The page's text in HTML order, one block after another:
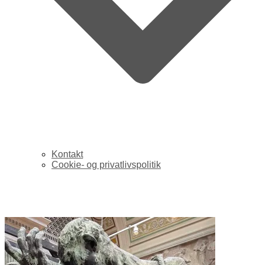
Kontakt
Cookie- og privatlivspolitik